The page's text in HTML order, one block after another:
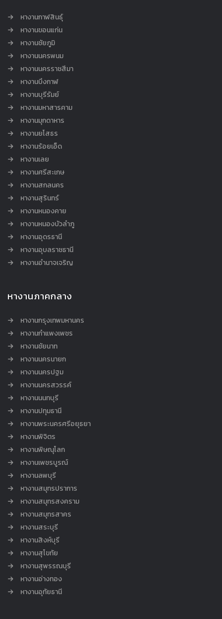
หางานกาฬสินธุ์
หางานขอนแก่น
หางานชัยภูมิ
หางานนครพนม
หางานนครราชสีมา
หางานบึงกาฬ
หางานบุรีรัมย์
หางานมหาสารคาม
หางานมุกดาหาร
หางานยโสธร
หางานร้อยเอ็ด
หางานเลย
หางานศรีสะเกษ
หางานสกลนคร
หางานสุรินทร์
หางานหนองคาย
หางานหนองบัวลำภู
หางานอุดรธานี
หางานอุบลราชธานี
หางานอำนาจเจริญ
หางานภาคกลาง
หางานกรุงเทพมหานคร
หางานกำแพงเพชร
หางานชัยนาท
หางานนครนายก
หางานนครปฐม
หางานนครสวรรค์
หางานนนทบุรี
หางานปทุมธานี
หางานพระนครศรีอยุธยา
หางานพิจิตร
หางานพิษณุโลก
หางานเพชรบูรณ์
หางานลพบุรี
หางานสมุทรปราการ
หางานสมุทรสงคราม
หางานสมุทรสาคร
หางานสระบุรี
หางานสิงห์บุรี
หางานสุโขทัย
หางานสุพรรณบุรี
หางานอ่างทอง
หางานอุทัยธานี